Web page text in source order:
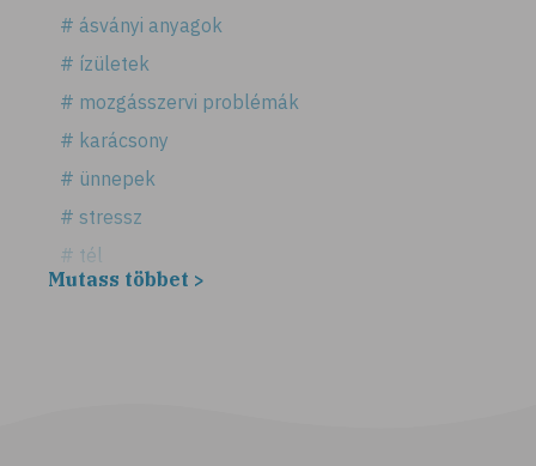
# ásványi anyagok
# ízületek
# mozgásszervi problémák
# karácsony
# ünnepek
# stressz
# tél
# fűszerek
Mutass többet >